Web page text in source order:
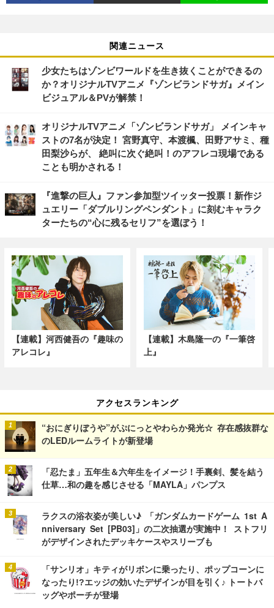
関連ニュース
少女たちはゾンビワールドを生き抜くことができるの
か？オリジナルTVアニメ『ゾンビランドサガ』メイン
ビジュアル＆PVが解禁！
オリジナルTVアニメ「ゾンビランドサガ」 メインキャ
ストの7名が決定！ 宮野真守、本渡楓、田野アサミ、種
田梨沙らが、 絶叫に次ぐ絶叫！のアフレコ現場である
ことも明かされる！
『進撃の巨人』ファン参加型ツイッター投票！新作ジ
ュエリー「ダブルリングペンダント」に刻むキャラク
ターたちの“心に残るセリフ”を選ぼう！
【連載】河西健吾の『趣味の
アレコレ』
【連載】木島隆一の『一筆啓
上』
アクセスランキング
“おにぎりぼうや”がぷにっとやわらか発光☆ 存在感抜群な
のLEDルームライトが新登場
「忍たま」五年生＆六年生をイメージ！手裏剣、髪を結う
仕草…和の趣を感じさせる「MAYLA」パンプス
ラクスの浴衣姿が美しい♪ 「ガンダムカードゲーム 1st A
nniversary Set [PB03]」の二次抽選が実施中！ ストフリ
がデザインされたデッキケースやスリーブも
「サンリオ」キティがリボンに乗ったり、ポップコーンに
なったり!?エッジの効いたデザインが目を引く♪ トートバ
ッグやポーチが登場